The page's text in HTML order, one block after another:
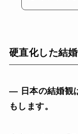
硬直化した結
— 日本の結婚観
もします。